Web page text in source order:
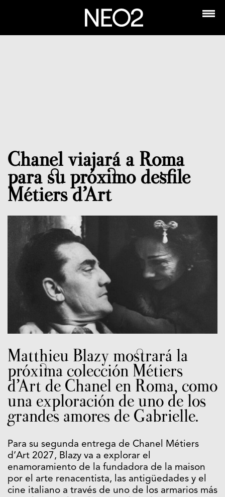
Chanel viajará a Roma
para su próximo desfile
Métiers d’Art
Matthieu Blazy mostrará la
próxima colección Métiers
d’Art de Chanel en Roma, como
una exploración de uno de los
grandes amores de Gabrielle.
Para su segunda entrega de Chanel Métiers
d’Art 2027, Blazy va a explorar el
enamoramiento de la fundadora de la maison
por el arte renacentista, las antigüedades y el
cine italiano a través de uno de los armarios más